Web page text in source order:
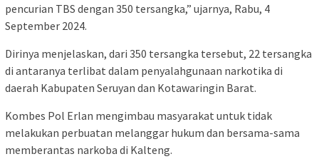
pencurian TBS dengan 350 tersangka,” ujarnya, Rabu, 4
September 2024.
Dirinya menjelaskan, dari 350 tersangka tersebut, 22 tersangka
di antaranya terlibat dalam penyalahgunaan narkotika di
daerah Kabupaten Seruyan dan Kotawaringin Barat.
Kombes Pol Erlan mengimbau masyarakat untuk tidak
melakukan perbuatan melanggar hukum dan bersama-sama
memberantas narkoba di Kalteng.